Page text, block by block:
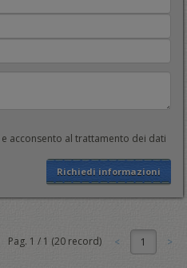
e acconsento al trattamento dei dati
Richiedi informazioni
Pag. 1 / 1 (20 record) 1